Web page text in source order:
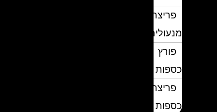
פריצת
מנעולים
פורץ
כספות
פריצת
כספות